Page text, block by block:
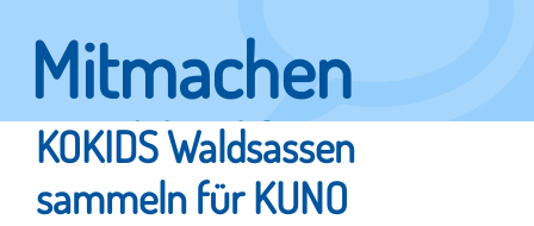
Mitmachen
und helfen.
KOKIDS Waldsassen
sammeln für KUNO